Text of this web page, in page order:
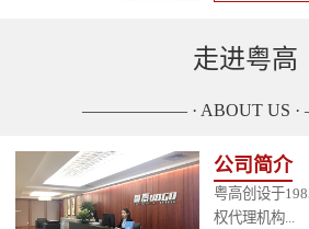
走进粤高
—————— · ABOUT
公司简介
粤高创设于
权代理机构...